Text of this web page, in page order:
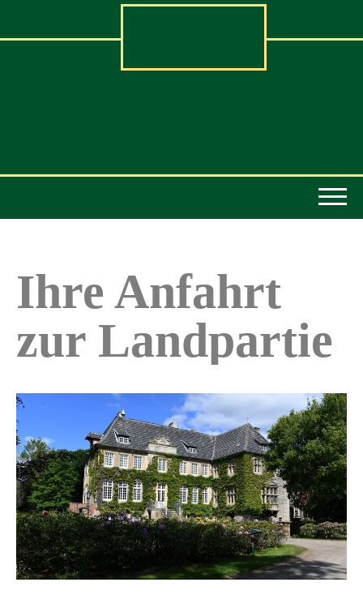
Ihre Anfahrt
zur Landpartie